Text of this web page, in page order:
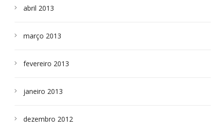
abril 2013
março 2013
fevereiro 2013
janeiro 2013
dezembro 2012